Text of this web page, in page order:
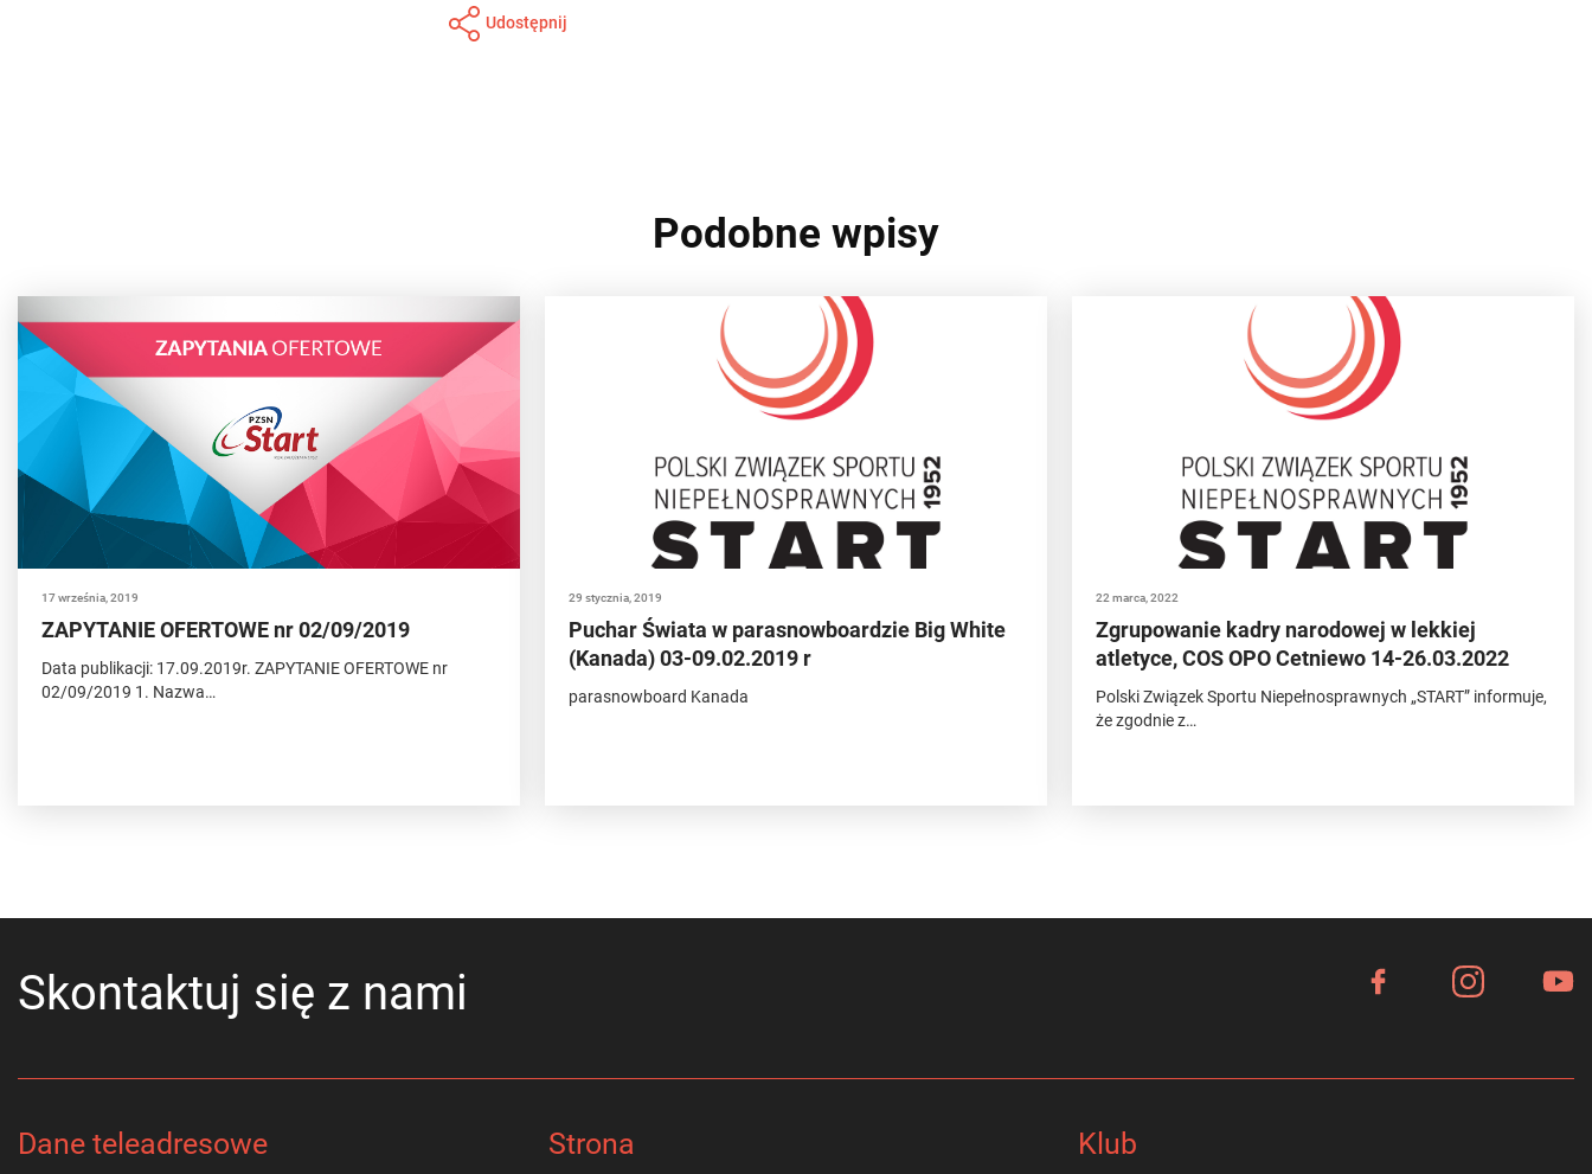
Udostępnij
Podobne wpisy
17 września, 2019
ZAPYTANIE OFERTOWE nr 02/09/2019
Data publikacji: 17.09.2019r. ZAPYTANIE OFERTOWE nr
02/09/2019 1. Nazwa…
29 stycznia, 2019
Puchar Świata w parasnowboardzie Big White
(Kanada) 03-09.02.2019 r
parasnowboard Kanada
22 marca, 2022
Zgrupowanie kadry narodowej w lekkiej
atletyce, COS OPO Cetniewo 14-26.03.2022
Polski Związek Sportu Niepełnosprawnych „START” informuje,
że zgodnie z…
Skontaktuj się z nami
Dane teleadresowe Strona Klub